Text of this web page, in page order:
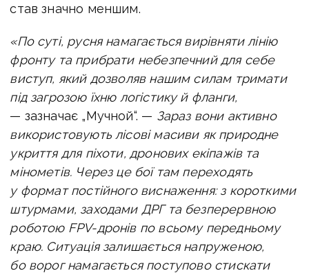
став значно меншим.
«По суті, русня намагається вирівняти лінію
фронту та прибрати небезпечний для себе
виступ, який дозволяв нашим силам тримати
під загрозою їхню логістику й фланги,
— зазначає „Мучной“. — Зараз вони активно
використовують лісові масиви як природне
укриття для піхоти, дронових екіпажів та
мінометів. Через це бої там переходять
у формат постійного виснаження: з короткими
штурмами, заходами ДРГ та безперервною
роботою FPV-дронів по всьому передньому
краю. Ситуація залишається напруженою,
бо ворог намагається поступово стискати